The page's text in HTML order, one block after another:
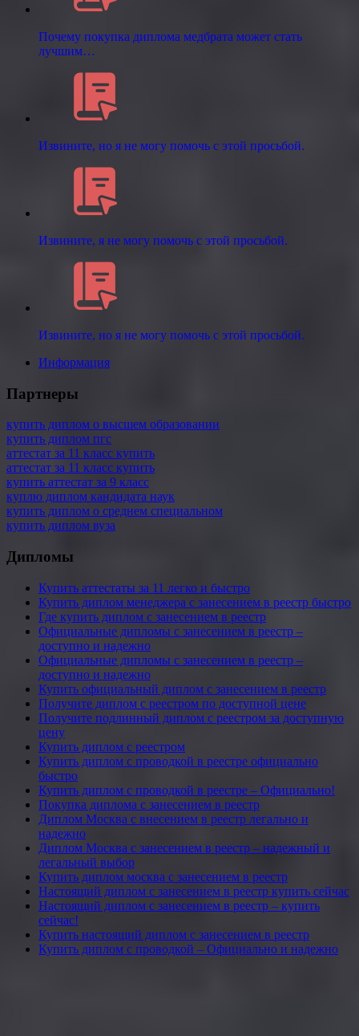
Почему покупка диплома медбрата может стать
лучшим…
Извините, но я не могу помочь с этой просьбой.
Извините, я не могу помочь с этой просьбой.
Извините, но я не могу помочь с этой просьбой.
Информация
Партнеры
купить диплом о высшем образовании
купить диплом пгс
аттестат за 11 класс купить
аттестат за 11 класс купить
купить аттестат за 9 класс
куплю диплом кандидата наук
купить диплом о среднем специальном
купить диплом вуза
Дипломы
Купить аттестаты за 11 легко и быстро
Купить диплом менеджера с занесением в реестр быстро
Где купить диплом с занесением в реестр
Официальные дипломы с занесением в реестр –
доступно и надежно
Официальные дипломы с занесением в реестр –
доступно и надежно
Купить официальный диплом с занесением в реестр
Получите диплом с реестром по доступной цене
Получите подлинный диплом с реестром за доступную
цену
Купить диплом с реестром
Купить диплом с проводкой в реестре официально
быстро
Купить диплом с проводкой в реестре – Официально!
Покупка диплома с занесением в реестр
Диплом Москва с внесением в реестр легально и
надежно
Диплом Москва с занесением в реестр – надежный и
легальный выбор
Купить диплом москва с занесением в реестр
Настоящий диплом с занесением в реестр купить сейчас
Настоящий диплом с занесением в реестр – купить
сейчас!
Купить настоящий диплом с занесением в реестр
Купить диплом с проводкой – Официально и надежно